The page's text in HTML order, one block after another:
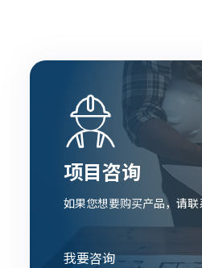
项目咨询
如果您想要购买产品，请
我要咨询